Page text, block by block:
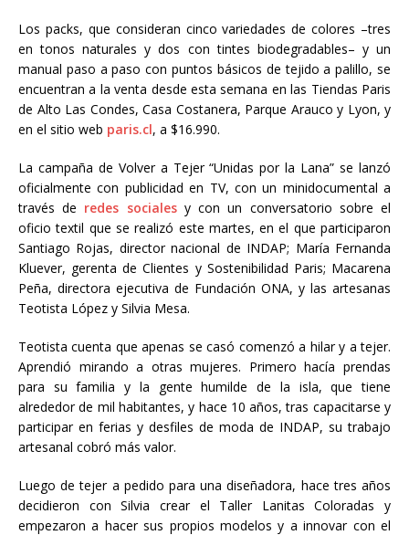
Los packs, que consideran cinco variedades de colores –tres
en tonos naturales y dos con tintes biodegradables– y un
manual paso a paso con puntos básicos de tejido a palillo, se
encuentran a la venta desde esta semana en las Tiendas Paris
de Alto Las Condes, Casa Costanera, Parque Arauco y Lyon, y
en el sitio web paris.cl, a $16.990.
La campaña de Volver a Tejer “Unidas por la Lana” se lanzó
oficialmente con publicidad en TV, con un minidocumental a
través de redes socialesy con un conversatorio sobre el
oficio textil que se realizó este martes, en el que participaron
Santiago Rojas, director nacional de INDAP; María Fernanda
Kluever, gerenta de Clientes y Sostenibilidad Paris; Macarena
Peña, directora ejecutiva de Fundación ONA, y las artesanas
Teotista López y Silvia Mesa.
Teotista cuenta que apenas se casó comenzó a hilar y a tejer.
Aprendió mirando a otras mujeres. Primero hacía prendas
para su familia y la gente humilde de la isla, que tiene
alrededor de mil habitantes, y hace 10 años, tras capacitarse y
participar en ferias y desfiles de moda de INDAP, su trabajo
artesanal cobró más valor.
Luego de tejer a pedido para una diseñadora, hace tres años
decidieron con Silvia crear el Taller Lanitas Coloradas y
empezaron a hacer sus propios modelos y a innovar con el